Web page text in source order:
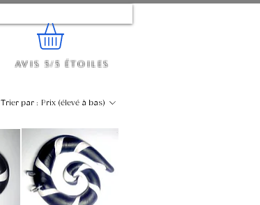
Avis 5/5 étoiles
Trier par : Prix (élevé à bas)